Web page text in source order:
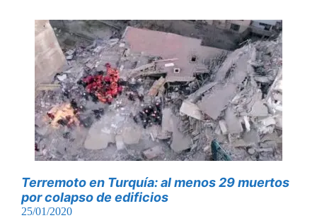
Terremoto en Turquía: al menos 29 muertos
por colapso de edificios
25/01/2020